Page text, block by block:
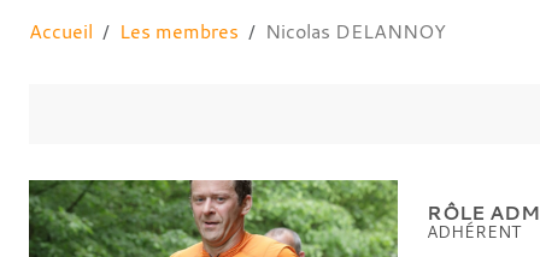
Accueil Les membres Nicolas DELANNOY
RÔLE
ADHÉRENT